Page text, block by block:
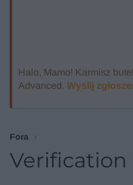
Halo, Mamo! Karmisz
Advanced. Wyślij
Fora